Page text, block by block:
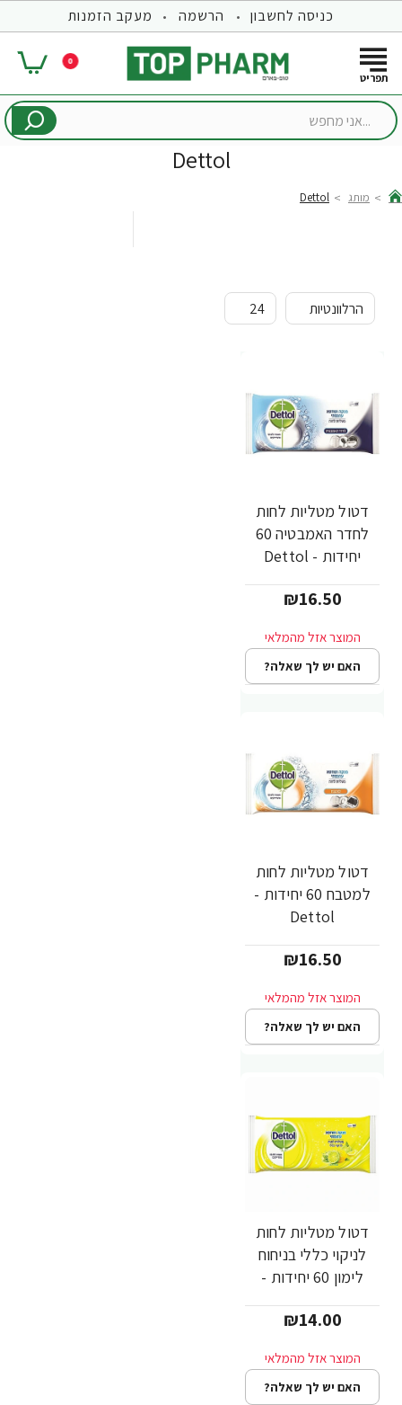
כניסה לחשבון הרשמה מעקב הזמנות
0
...אני
Dettol
מותג Dettol
דטול מטליות לחות
לחדר האמבטיה 60
יחידות - Dettol
₪16.50
האם יש לך שאלה?
דטול מטליות לחות
למטבח 60 יחידות -
Dettol
₪16.50
האם יש לך שאלה?
דטול מטליות לחות
לניקוי כללי בניחוח
לימון 60 יחידות -
₪14.00
האם יש לך שאלה?